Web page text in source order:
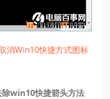
消Win10快捷方式图标
除win10快捷箭头方法